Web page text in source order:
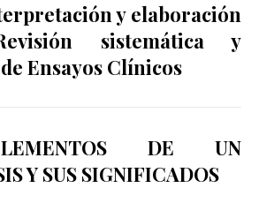
y elaboración
sistemática y
Ensayos Clínicos
DE UN
Y SUS SIGNIFICADOS